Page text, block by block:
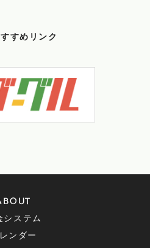
すめリンク
システム
ンダー